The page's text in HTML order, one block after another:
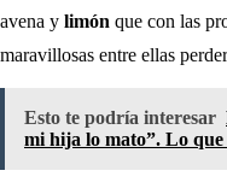
avena y limón que con las
maravillosas entre ellas
Esto te podría interesar
mi hija lo mato”. Lo que